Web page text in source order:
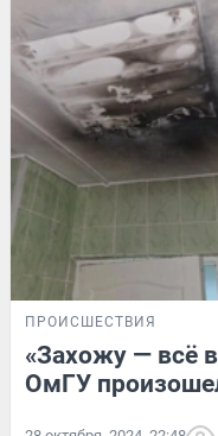
ПРОИСШЕСТВИЯ
«Захожу — всё
ОмГУ